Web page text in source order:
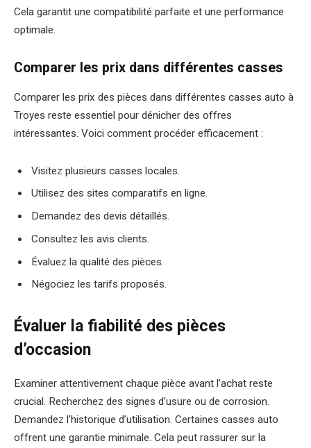
Cela garantit une compatibilité parfaite et une performance
optimale.
Comparer les prix dans différentes casses
Comparer les prix des pièces dans différentes casses auto à
Troyes reste essentiel pour dénicher des offres
intéressantes. Voici comment procéder efficacement :
Visitez plusieurs casses locales.
Utilisez des sites comparatifs en ligne.
Demandez des devis détaillés.
Consultez les avis clients.
Évaluez la qualité des pièces.
Négociez les tarifs proposés.
Évaluer la fiabilité des pièces
d’occasion
Examiner attentivement chaque pièce avant l’achat reste
crucial. Recherchez des signes d’usure ou de corrosion.
Demandez l’historique d’utilisation. Certaines casses auto
offrent une garantie minimale. Cela peut rassurer sur la